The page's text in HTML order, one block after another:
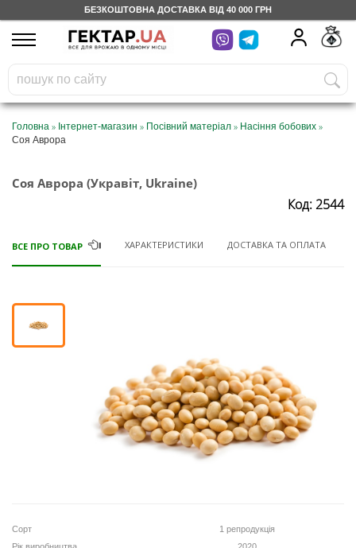
БЕЗКОШТОВНА ДОСТАВКА ВІД 40 000 ГРН
UA
На вашому
бонусному рахунку
грн
Безкоштовно по Україні
Категорії
Щоденник
Відгуки
0 800 203
Головна » Інтернет-магазин » Посівний матеріал » Насіння бобових »
Соя Аврора
Соя Аврора (Укравіт, Ukraine)
Код: 2544
ВСЕ ПРО ТОВАР ХАРАКТЕРИСТИКИ ДОСТАВКА ТА ОПЛАТА
Сорт
1 репродукція